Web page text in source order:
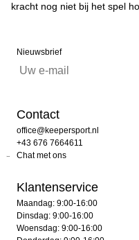
kracht nog niet bij het spel
Nieuwsbrief
Contact
office@keepersport.nl
+43 676 7664611
Chat met ons
Klantenservice
Maandag: 9:00-16:00
Dinsdag: 9:00-16:00
Woensdag: 9:00-16:00